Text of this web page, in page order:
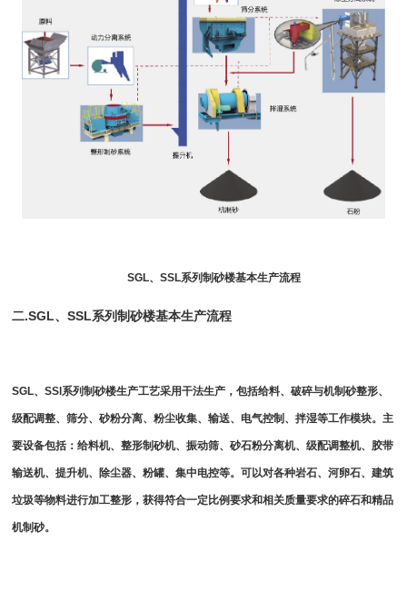
SGL、SSL系列制砂楼基本生产流程
二.SGL、SSL系列制砂楼基本生产流程
SGL、SSl系列制砂楼生产工艺采用干法生产，包括给料、破碎与机制砂整形、
级配调整、筛分、砂粉分离、粉尘收集、输送、电气控制、拌湿等工作模块。主
要设备包括：给料机、整形制砂机、振动筛、砂石粉分离机、级配调整机、 胶带
输送机、提升机、除尘器、粉罐、集中电控等。可以对各种岩石、河卵石、建筑
垃圾等物料进行加工整形，获得符合一定比例要求和相关质量要求的碎石和精品
机制砂。